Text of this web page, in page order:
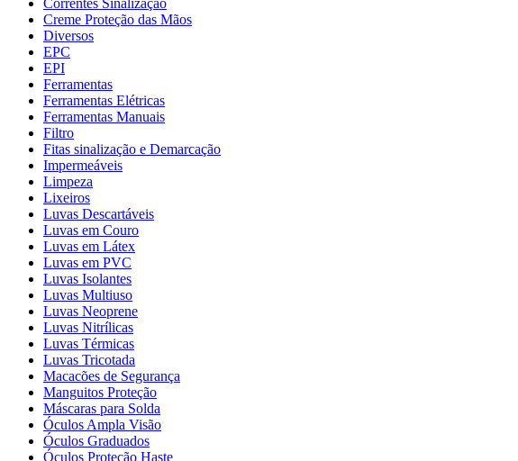
Creme Proteção das Mãos
Diversos
EPC
EPI
Ferramentas
Ferramentas Elétricas
Ferramentas Manuais
Filtro
Fitas sinalização e Demarcação
Impermeáveis
Limpeza
Lixeiros
Luvas Descartáveis
Luvas em Couro
Luvas em Látex
Luvas em PVC
Luvas Isolantes
Luvas Multiuso
Luvas Neoprene
Luvas Nitrílicas
Luvas Térmicas
Luvas Tricotada
Macacões de Segurança
Manguitos Proteção
Máscaras para Solda
Óculos Ampla Visão
Óculos Graduados
Óculos Proteção Haste